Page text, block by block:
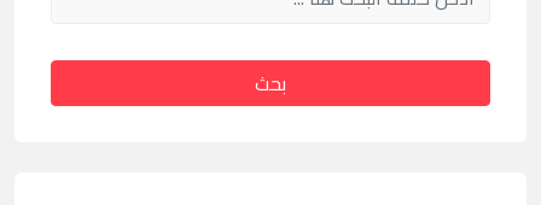
بحث